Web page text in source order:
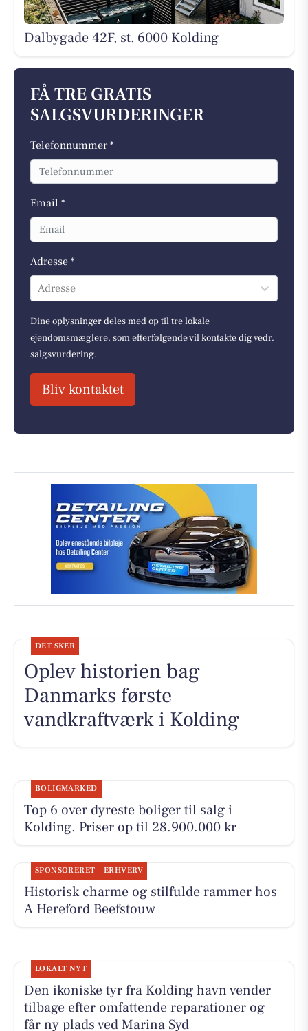
Dalbygade 42F, st, 6000 Kolding
FÅ TRE GRATIS
SALGSVURDERINGER
Telefonnummer *
Email *
Adresse *
Adresse
Dine oplysninger deles med op til tre lokale
ejendomsmæglere, som efterfølgende vil kontakte dig vedr.
salgsvurdering.
Bliv kontaktet
DET SKER
Oplev historien bag
Danmarks første
vandkraftværk i Kolding
BOLIGMARKED
Top 6 over dyreste boliger til salg i
Kolding. Priser op til 28.900.000 kr
SPONSORERET ERHVERV
Historisk charme og stilfulde rammer hos
A Hereford Beefstouw
LOKALT NYT
Den ikoniske tyr fra Kolding havn vender
tilbage efter omfattende reparationer og
får ny plads ved Marina Syd